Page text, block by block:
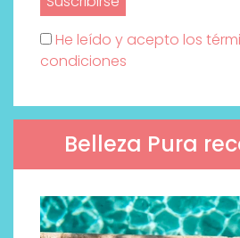
He leído y acepto los
condiciones
Belleza Pura